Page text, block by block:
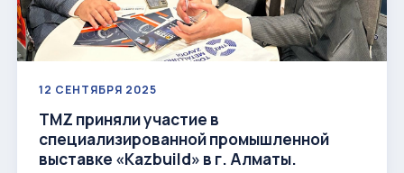
12 СЕНТЯБРЯ 2025
TMZ приняли участие в
специализированной промышленной
выставке «Kazbuild» в г. Алматы.